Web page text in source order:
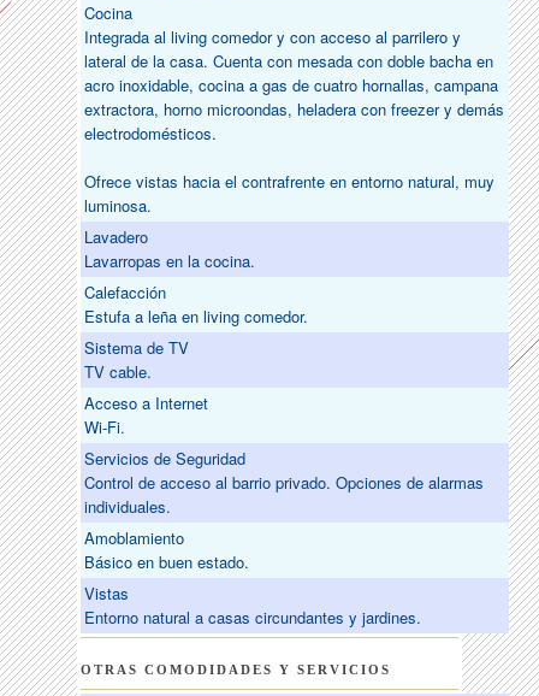
Cocina
Integrada al living comedor y con acceso al parrilero y
lateral de la casa. Cuenta con mesada con doble bacha en
acro inoxidable, cocina a gas de cuatro hornallas, campana
extractora, horno microondas, heladera con freezer y demás
electrodomésticos.
Ofrece vistas hacia el contrafrente en entorno natural, muy
luminosa.
Lavadero
Lavarropas en la cocina.
Calefacción
Estufa a leña en living comedor.
Sistema de TV
TV cable.
Acceso a Internet
Wi-Fi.
Servicios de Seguridad
Control de acceso al barrio privado. Opciones de alarmas
individuales.
Amoblamiento
Básico en buen estado.
Vistas
Entorno natural a casas circundantes y jardines.
OTRAS COMODIDADES Y SERVICIOS